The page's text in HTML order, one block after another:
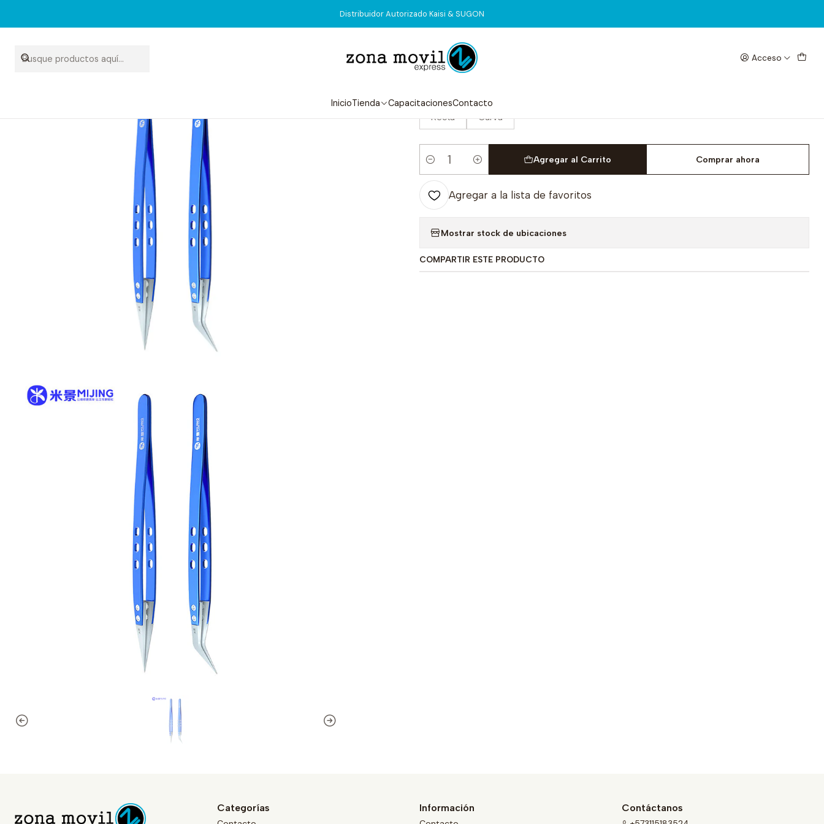
Acceso
InicioTienda CapacitacionesContacto
Distribuidor Autorizado Kaisi & SUGON
Tienda Herramientas Pinza Ceramica Mijing
|
Pinza Ceramica Mijing
MODELO
Recta Curva
Cantidad
Agregar al Carrito Comprar ahora
Agregar a la lista de favoritos
Mostrar stock de ubicaciones
COMPARTIR ESTE PRODUCTO
Categorías Información Contáctanos